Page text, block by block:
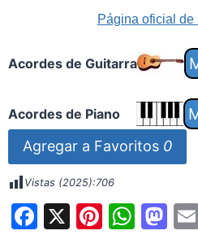
Página oficial de
Acordes de Guitarra
Acordes de Piano
Agregar a Favoritos 0
Vistas (2025):706
F X Pi W M